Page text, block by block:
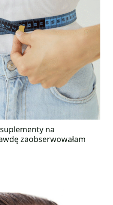
na
zaobserwowałam